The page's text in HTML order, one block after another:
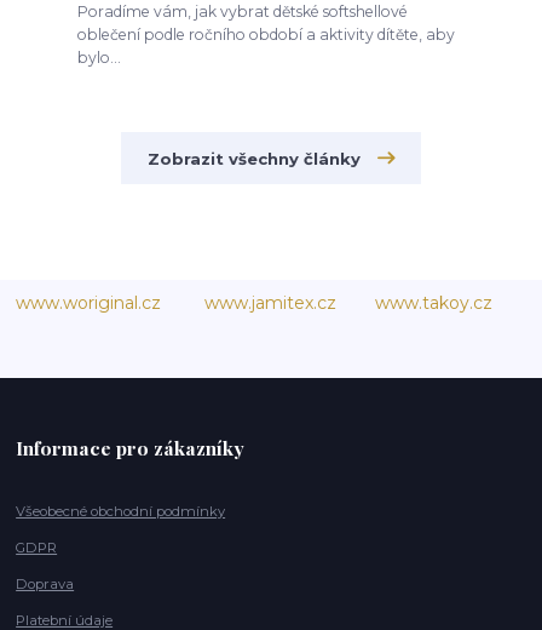
Poradíme vám, jak vybrat dětské softshellové
oblečení podle ročního období a aktivity dítěte, aby
bylo...
Zobrazit všechny články
www.woriginal.cz www.jamitex.cz www.takoy.cz
Informace pro zákazníky
Všeobecné obchodní podmínky
GDPR
Doprava
Platební údaje